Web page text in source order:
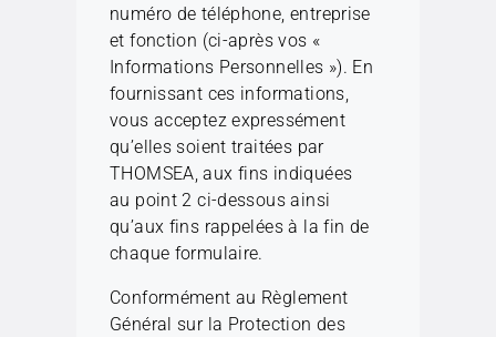
numéro de téléphone, entreprise
et fonction (ci-après vos «
Informations Personnelles »). En
fournissant ces informations,
vous acceptez expressément
qu’elles soient traitées par
THOMSEA, aux fins indiquées
au point 2 ci-dessous ainsi
qu’aux fins rappelées à la fin de
chaque formulaire.
Conformément au Règlement
Général sur la Protection des